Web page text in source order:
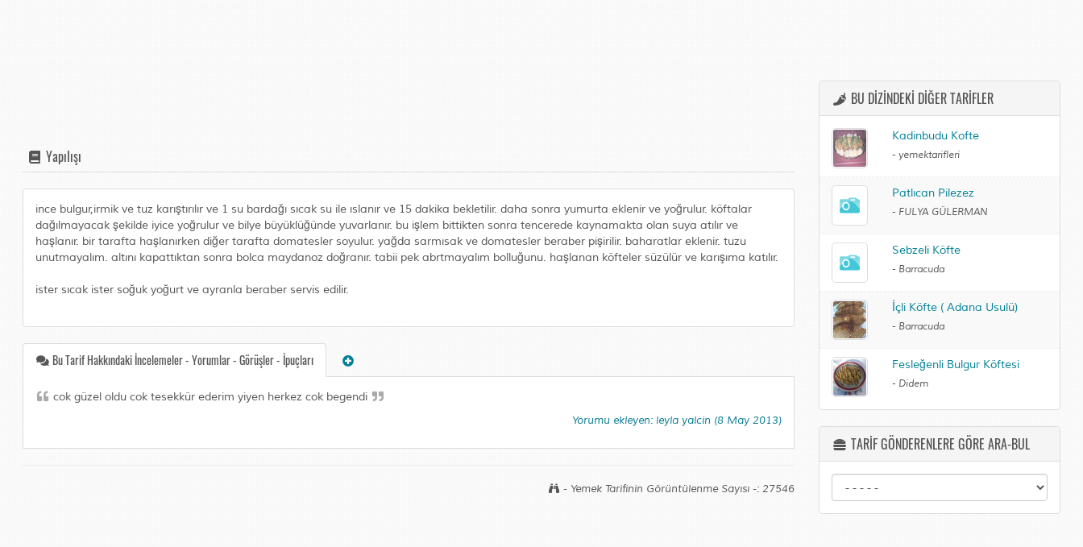
Yapılışı
ince bulgur,irmik ve tuz karıştırılır ve 1 su bardağı sıcak su ile ıslanır ve 15 dakika bekletilir. daha sonra yumurta eklenir ve yoğrulur. köftalar
dağılmayacak şekilde iyice yoğrulur ve bilye büyüklüğünde yuvarlanır. bu işlem bittikten sonra tencerede kaynamakta olan suya atılır ve
haşlanır. bir tarafta haşlanırken diğer tarafta domatesler soyulur. yağda sarmısak ve domatesler beraber pişirilir. baharatlar eklenir. tuzu
unutmayalım. altını kapattıktan sonra bolca maydanoz doğranır. tabii pek abrtmayalım bolluğunu. haşlanan köfteler süzülür ve karışıma katılır.
ister sıcak ister soğuk yoğurt ve ayranla beraber servis edilir.
Bu Tarif Hakkındaki İncelemeler - Yorumlar - Görüşler - İpuçları
cok güzel oldu cok tesekkür ederim yiyen herkez cok begendi
Yorumu ekleyen: leyla yalcin (8 May 2013)
- Yemek Tarifinin Görüntülenme Sayısı -: 27546
BU DİZİNDEKİ DİĞER TARİFLER
Kadinbudu Kofte
- yemektarifleri
Patlıcan Pilezez
- FULYA GÜLERMAN
Sebzeli Köfte
- Barracuda
İçli Köfte ( Adana Usulü)
- Barracuda
Fesleğenli Bulgur Köftesi
- Didem
TARİF GÖNDERENLERE GÖRE ARA-BUL